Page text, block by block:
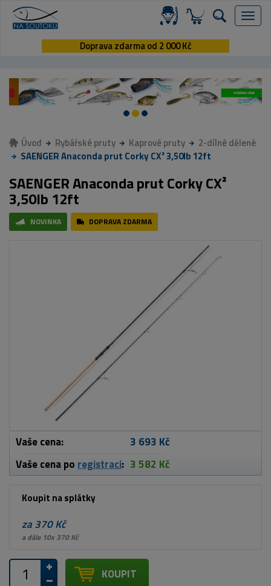
Menu
Doprava zdarma od 2 000 Kč
Úvod Rybářské pruty Kaprové pruty
2-dílné dělené
SAENGER Anaconda prut Corky CX² 3,50lb 12ft
SAENGER Anaconda prut Corky CX²
3,50lb 12ft
NOVINKA DOPRAVA ZDARMA
Vaše cena:
3 693 Kč
Vaše cena po registraci: 3 582 Kč
Koupit na splátky
za 370 Kč
a dále 10x 370 Kč
KOUPIT